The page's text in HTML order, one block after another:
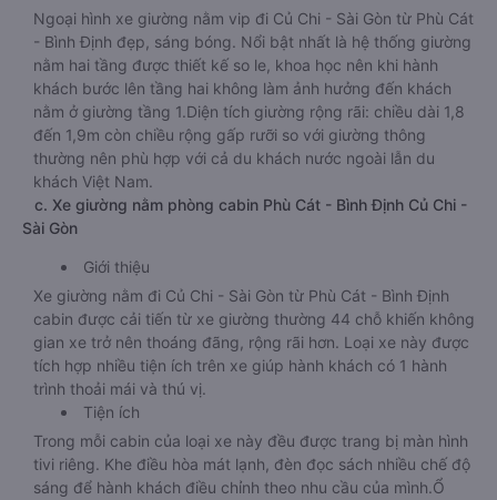
Ngoại hình xe giường nằm vip đi Củ Chi - Sài Gòn từ Phù Cát
- Bình Định đẹp, sáng bóng. Nổi bật nhất là hệ thống giường
nằm hai tầng được thiết kế so le, khoa học nên khi hành
khách bước lên tầng hai không làm ảnh hưởng đến khách
nằm ở giường tầng 1.Diện tích giường rộng rãi: chiều dài 1,8
đến 1,9m còn chiều rộng gấp rưỡi so với giường thông
thường nên phù hợp với cả du khách nước ngoài lẫn du
khách Việt Nam.
c. Xe giường nằm phòng cabin Phù Cát - Bình Định Củ Chi -
Sài Gòn
Giới thiệu
Xe giường nằm đi Củ Chi - Sài Gòn từ Phù Cát - Bình Định
cabin được cải tiến từ xe giường thường 44 chỗ khiến không
gian xe trở nên thoáng đãng, rộng rãi hơn. Loại xe này được
tích hợp nhiều tiện ích trên xe giúp hành khách có 1 hành
trình thoải mái và thú vị.
Tiện ích
Trong mỗi cabin của loại xe này đều được trang bị màn hình
tivi riêng. Khe điều hòa mát lạnh, đèn đọc sách nhiều chế độ
sáng để hành khách điều chỉnh theo nhu cầu của mình.Ổ